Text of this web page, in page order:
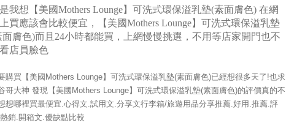
我想【美國Mothers Lounge】可洗式環保溢乳墊(素面膚色) 在網
買應該會比較便宜，【美國Mothers Lounge】可洗式環保溢乳墊
面膚色)而且24小時都能買，上網慢慢挑選，不用等店家開門也不
店員臉色
購買【美國Mothers Lounge】可洗式環保溢乳墊(素面膚色)已經想很多天了!也求
哥大神 發現【美國Mothers Lounge】可洗式環保溢乳墊(素面膚色)的評價真的不
想哪裡買最便宜.心得文.試用文.分享文行李箱/旅遊用品分享推薦.好用.推薦.評
銷.開箱文.優缺點比較